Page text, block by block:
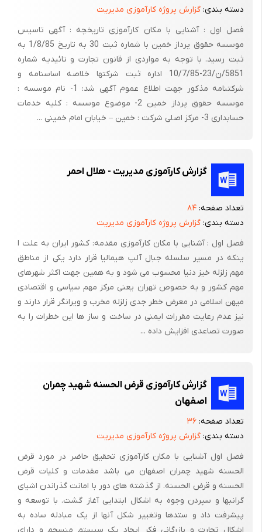
دسته بندی: گزارش پروژه کارآموزی مدیریت
فصل اول : آشنایی با مکان کارآموزی تاریخچه : آگهی تاسیس
موسسه حقوق پرداز خمین با شماره ثبت 30 به تاریخ 1/8/85 به
ثبت رسید. با توجه به مواردی از قانون تجارت و تائیدیه شماره
5851/ن/23-10/7/85 اداره ثبت شرکتها خلاصه اساسنامه و
شرکتنامه مذکور جهت اطلاع عموم آگهی شد: 1- نام موسسه :
موسسه حقوق پرداز خمین 2- موضوع موسسه : کلیه خدمات
حسابداری 3- مرکز اصلی شرکت : خمین – خیابان امام خمینی ...
گزارش کارآموزی مدیریت - هلال احمر
تعداد صفحه: ۸۴
دسته بندی: گزارش پروژه کارآموزی مدیریت
فصل اول : آشنایی با مکان کارآموزی مقدمه: کشور ایران به علت ا
ینکه در مسیر سلسله جبال آلپ هیمالیا قرار دارد یکی از مناطق
مهم زلزله خیز دنیا محسوب می شود و به همین جهت اکثر شهرهای
مهم کشور و به خصوص تهران یعنی مرکز مهم سیاسی و اقتصادی
میهن اسلامی در معرض خطر جدی زلزله مخرب و ویرانگر قرار دارند و
نیز عدم رعایت مقررات ایمنی در ساخت و ساز ها این خطرات را به
صورت تصاعدی افزایش داده ...
گزارش کارآموزی قرض الحسنه شهید چمران
اصفهان
تعداد صفحه: ۳۶
دسته بندی: گزارش پروژه کارآموزی مدیریت
فصل اول آشنایی با مکان کارآموزی تحقیق حاضر در مورد قرض
الحسنه شهید چمران اصفهان می باشد مقدمات و کلیات قرض
الحسنه و قرض الحسنه. از گذشته های دور با امانت گذراندن اشیای
گرانبها و سپردن وجوه به اشکال ابتدایی آغاز گشت. با توسعه و
پیشرفت داد و ستدها وتغییر شکل آنها از یک مبادله ساده به